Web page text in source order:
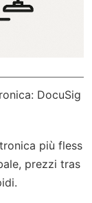
DocuSig
più fless
, prezzi tras